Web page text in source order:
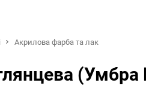
Акрилова фарба та лак
(Умбра